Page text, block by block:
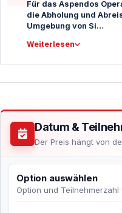
Für das Aspendos
die Abholung und
Umgebung von Si…
Weiterlesen
Datum &
Der Preis hängt von
Option auswählen
Option und Teilnehmerzahl